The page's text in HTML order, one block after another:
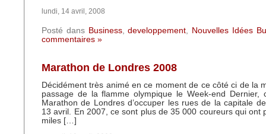
lundi, 14 avril, 2008
Posté dans Business,developpement, Nouvelles Idées
commentaires »
Marathon de Londres 2008
Décidément très animé en ce moment de ce côté ci de la
passage de la flamme olympique le Week-end Dernier,
Marathon de Londres d’occuper les rues de la capitale
13 avril. En 2007, ce sont plus de 35 000 coureurs qui ont
miles […]